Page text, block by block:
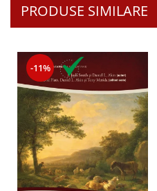
Dezvoltare personala
Leadership
Sanatate / nutritie
PRODUSE SIMILARE
-11%